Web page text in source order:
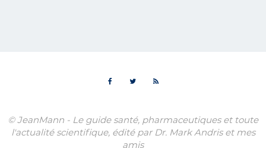
© JeanMann - Le guide santé, pharmaceutiques et toute
l'actualité scientifique, édité par Dr. Mark Andris et mes
amis